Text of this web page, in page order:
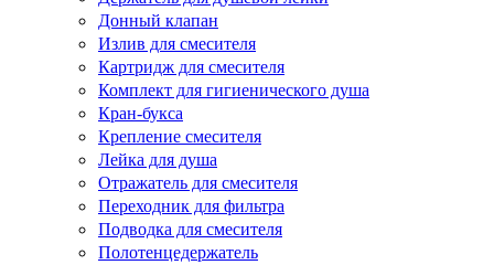
Донный клапан
Излив для смесителя
Картридж для смесителя
Комплект для гигиенического душа
Кран-букса
Крепление смесителя
Лейка для душа
Отражатель для смесителя
Переходник для фильтра
Подводка для смесителя
Полотенцедержатель